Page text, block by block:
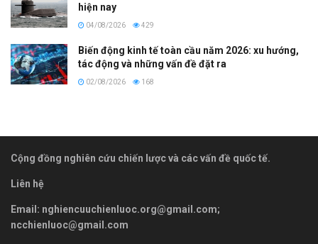
hiện nay
04/08/2026 429
Biến động kinh tế toàn cầu năm 2026: xu hướng,
tác động và những vấn đề đặt ra
02/08/2026 168
Cộng đồng nghiên cứu chiến lược và các vấn đề quốc tế.
Liên hệ
Email: nghiencuuchienluoc.org@gmail.com;
ncchienluoc@gmail.com